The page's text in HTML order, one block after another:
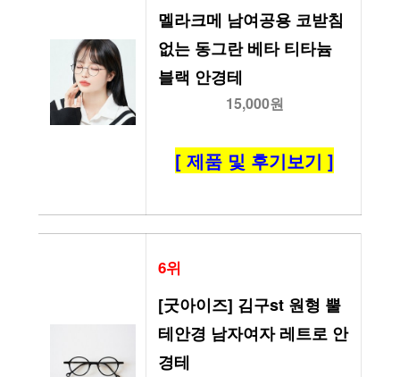
멜라크메 남여공용 코받침
없는 동그란 베타 티타늄
블랙 안경테
15,000원
[ 제품 및 후기보기 ]
6위
[굿아이즈] 김구st 원형 뿔
테안경 남자여자 레트로 안
경테